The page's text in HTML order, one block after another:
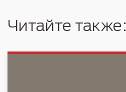
Читайте также: